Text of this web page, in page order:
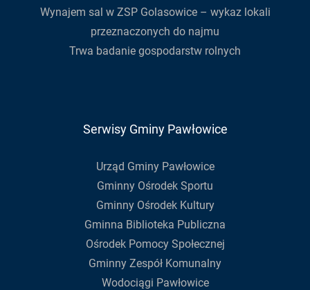
Wynajem sal w ZSP Golasowice – wykaz lokali
przeznaczonych do najmu
Trwa badanie gospodarstw rolnych
Serwisy Gminy Pawłowice
Urząd Gminy Pawłowice
Gminny Ośrodek Sportu
Gminny Ośrodek Kultury
Gminna Biblioteka Publiczna
Ośrodek Pomocy Społecznej
Gminny Zespół Komunalny
Wodociągi Pawłowice